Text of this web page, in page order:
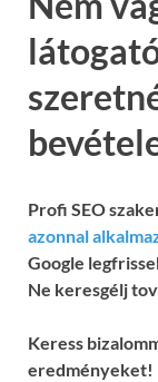
Profi SEO
azonnal
Google
Ne keresgélj
Keress
eredményeket!